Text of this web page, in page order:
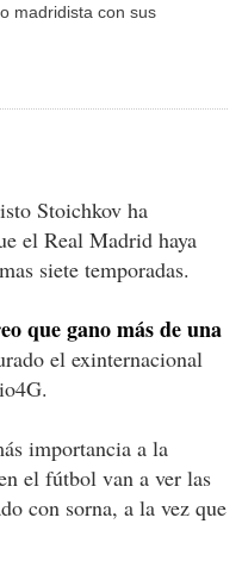
madridista con sus
Stoichkov ha
el Real Madrid haya
siete temporadas.
que gano más de una
el exinternacional
importancia a la
el fútbol van a ver las
con sorna, a la vez que